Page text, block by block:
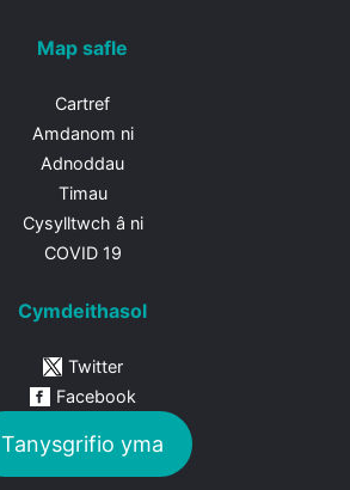
Map safle
Cartref
Amdanom ni
Adnoddau
Timau
Cysylltwch â ni
COVID 19
Cymdeithasol
Twitter
Facebook
Tanysgrifio yma